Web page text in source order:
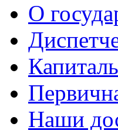
О
Наши